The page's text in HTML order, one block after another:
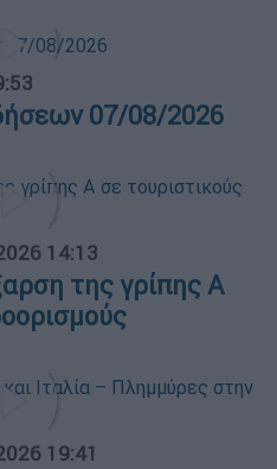
07/08/2026
14:13
της γρίπης Α
19:41